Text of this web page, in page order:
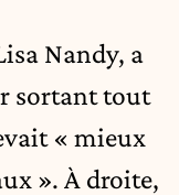
Nandy, a
sortant tout
« mieux
». À droite,